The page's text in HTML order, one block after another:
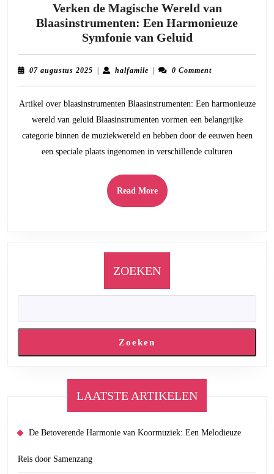
Verken de Magische Wereld van
Blaasinstrumenten: Een Harmonieuze
Symfonie van GeluidVerken
de
Magische
Een
Harmonieuze
Symfonie
07 augustus 2025 07| halfamilehalfamile
| 0 Comment
Artikel over blaasinstrumenten Blaasinstrumenten: Een harmonieuze
wereld van geluid Blaasinstrumenten vormen een belangrijke
categorie binnen de muziekwereld en hebben door de eeuwen heen
een speciale plaats ingenomen in verschillende culturen
Read MoreRead
More
ZOEKEN
Zoeken
LAATSTE ARTIKELEN
De Betoverende Harmonie van Koormuziek: Een Melodieuze
Reis door Samenzang